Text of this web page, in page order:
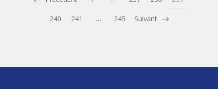
240 241 … 245 Suivant